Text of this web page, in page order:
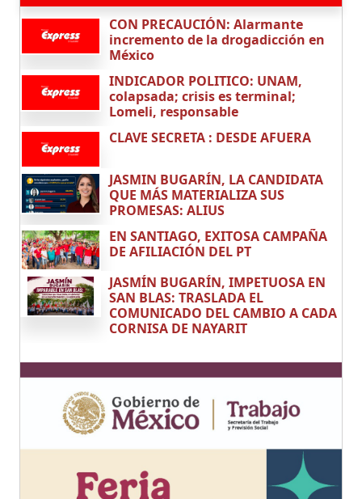
CON PRECAUCIÓN: Alarmante
incremento de la drogadicción en
México
INDICADOR POLITICO: UNAM,
colapsada; crisis es terminal;
Lomeli, responsable
CLAVE SECRETA : DESDE AFUERA
JASMIN BUGARÍN, LA CANDIDATA
QUE MÁS MATERIALIZA SUS
PROMESAS: ALIUS
EN SANTIAGO, EXITOSA CAMPAÑA
DE AFILIACIÓN DEL PT
JASMÍN BUGARÍN, IMPETUOSA EN
SAN BLAS: TRASLADA EL
COMUNICADO DEL CAMBIO A CADA
CORNISA DE NAYARIT